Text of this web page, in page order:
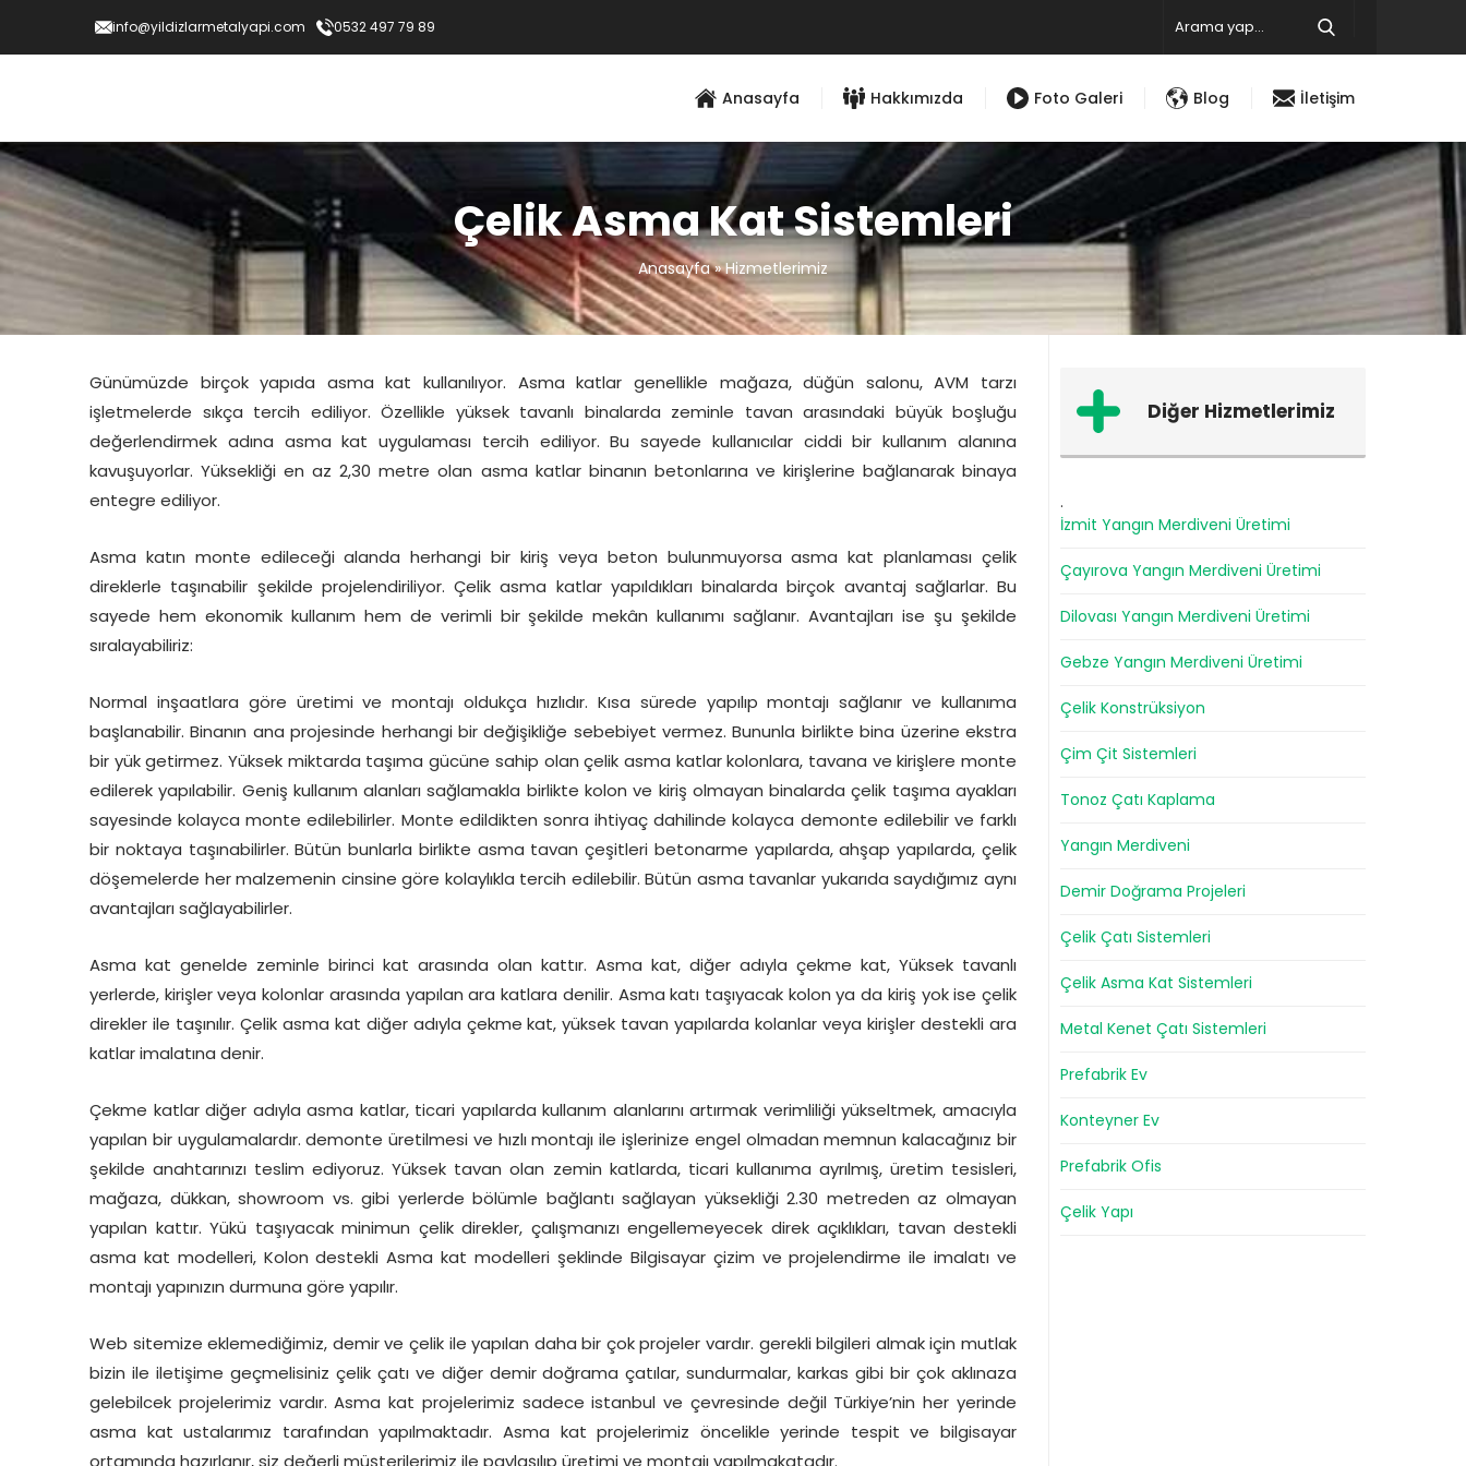
info@yildizlarmetalyapi.com 0532 497 79 89
Anasayfa Hakkımızda Foto Galeri Blog İletişim
Çelik Asma Kat Sistemleri
Anasayfa»Hizmetlerimiz
Günümüzde birçok yapıda asma kat kullanılıyor. Asma katlar genellikle mağaza, düğün salonu, AVM tarzı
işletmelerde sıkça tercih ediliyor. Özellikle yüksek tavanlı binalarda zeminle tavan arasındaki büyük boşluğu
değerlendirmek adına asma kat uygulaması tercih ediliyor. Bu sayede kullanıcılar ciddi bir kullanım alanına
kavuşuyorlar. Yüksekliği en az 2,30 metre olan asma katlar binanın betonlarına ve kirişlerine bağlanarak binaya
entegre ediliyor.
Asma katın monte edileceği alanda herhangi bir kiriş veya beton bulunmuyorsa asma kat planlaması çelik
direklerle taşınabilir şekilde projelendiriliyor. Çelik asma katlar yapıldıkları binalarda birçok avantaj sağlarlar. Bu
sayede hem ekonomik kullanım hem de verimli bir şekilde mekân kullanımı sağlanır. Avantajları ise şu şekilde
sıralayabiliriz:
Normal inşaatlara göre üretimi ve montajı oldukça hızlıdır. Kısa sürede yapılıp montajı sağlanır ve kullanıma
başlanabilir. Binanın ana projesinde herhangi bir değişikliğe sebebiyet vermez. Bununla birlikte bina üzerine ekstra
bir yük getirmez. Yüksek miktarda taşıma gücüne sahip olan çelik asma katlar kolonlara, tavana ve kirişlere monte
edilerek yapılabilir. Geniş kullanım alanları sağlamakla birlikte kolon ve kiriş olmayan binalarda çelik taşıma ayakları
sayesinde kolayca monte edilebilirler. Monte edildikten sonra ihtiyaç dahilinde kolayca demonte edilebilir ve farklı
bir noktaya taşınabilirler. Bütün bunlarla birlikte asma tavan çeşitleri betonarme yapılarda, ahşap yapılarda, çelik
döşemelerde her malzemenin cinsine göre kolaylıkla tercih edilebilir. Bütün asma tavanlar yukarıda saydığımız aynı
avantajları sağlayabilirler.
Asma kat genelde zeminle birinci kat arasında olan kattır. Asma kat, diğer adıyla çekme kat, Yüksek tavanlı
yerlerde, kirişler veya kolonlar arasında yapılan ara katlara denilir. Asma katı taşıyacak kolon ya da kiriş yok ise çelik
direkler ile taşınılır. Çelik asma kat diğer adıyla çekme kat, yüksek tavan yapılarda kolanlar veya kirişler destekli ara
katlar imalatına denir.
Çekme katlar diğer adıyla asma katlar, ticari yapılarda kullanım alanlarını artırmak verimliliği yükseltmek, amacıyla
yapılan bir uygulamalardır. demonte üretilmesi ve hızlı montajı ile işlerinize engel olmadan memnun kalacağınız bir
şekilde anahtarınızı teslim ediyoruz. Yüksek tavan olan zemin katlarda, ticari kullanıma ayrılmış, üretim tesisleri,
mağaza, dükkan, showroom vs. gibi yerlerde bölümle bağlantı sağlayan yüksekliği 2.30 metreden az olmayan
yapılan kattır. Yükü taşıyacak minimun çelik direkler, çalışmanızı engellemeyecek direk açıklıkları, tavan destekli
asma kat modelleri, Kolon destekli Asma kat modelleri şeklinde Bilgisayar çizim ve projelendirme ile imalatı ve
montajı yapınızın durmuna göre yapılır.
Web sitemize eklemediğimiz, demir ve çelik ile yapılan daha bir çok projeler vardır. gerekli bilgileri almak için mutlak
bizin ile iletişime geçmelisiniz çelik çatı ve diğer demir doğrama çatılar, sundurmalar, karkas gibi bir çok aklınaza
gelebilcek projelerimiz vardır. Asma kat projelerimiz sadece istanbul ve çevresinde değil Türkiye’nin her yerinde
asma kat ustalarımız tarafından yapılmaktadır. Asma kat projelerimiz öncelikle yerinde tespit ve bilgisayar
ortamında hazırlanır, siz değerli müşterilerimiz ile paylaşılıp üretimi ve montajı yapılmakatadır.
Diğer Hizmetlerimiz
.
İzmit Yangın Merdiveni Üretimi
Çayırova Yangın Merdiveni Üretimi
Dilovası Yangın Merdiveni Üretimi
Gebze Yangın Merdiveni Üretimi
Çelik Konstrüksiyon
Çim Çit Sistemleri
Tonoz Çatı Kaplama
Yangın Merdiveni
Demir Doğrama Projeleri
Çelik Çatı Sistemleri
Çelik Asma Kat Sistemleri
Metal Kenet Çatı Sistemleri
Prefabrik Ev
Konteyner Ev
Prefabrik Ofis
Çelik Yapı